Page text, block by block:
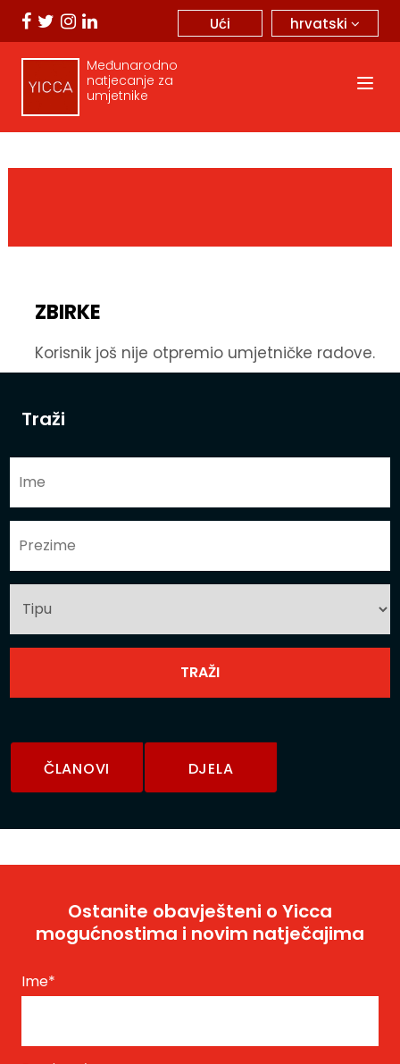
hrvatski
Ući
Međunarodno
natjecanje za
umjetnike
Traži
ČLANOVI DJELA
ZBIRKE
Korisnik još nije otpremio umjetničke radove.
Ostanite obavješteni o Yicca
mogućnostima i novim natječajima
Ime*